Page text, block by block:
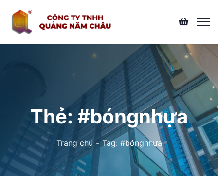
Thẻ:#bóngnhựa
Trang chủ Tag: #bóngnhựa